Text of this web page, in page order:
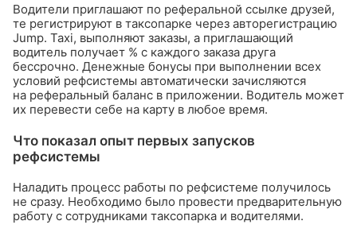
Водители приглашают по реферальной ссылке друзей,
те регистрируют в таксопарке через авторегистрацию
Jump. Taxi, выполняют заказы, а приглашающий
водитель получает % с каждого заказа друга
бессрочно. Денежные бонусы при выполнении всех
условий рефсистемы автоматически зачисляются
на реферальный баланс в приложении. Водитель может
их перевести себе на карту в любое время.
Что показал опыт первых запусков
рефсистемы
Наладить процесс работы по рефсистеме получилось
не сразу. Необходимо было провести предварительную
работу с сотрудниками таксопарка и водителями.